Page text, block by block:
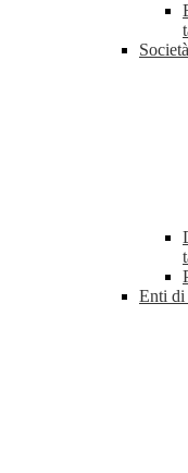
Enti di